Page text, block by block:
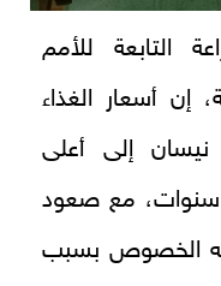
التابعة للأمم
إن أسعار الغذاء
نيسان إلى أعلى
سنوات، مع صعود
وجه الخصوص بسبب